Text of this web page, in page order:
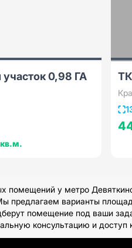
0,98 ГА
кв.м.
помещений у метро
предлагаем варианты
помещение под ваши
консультацию и